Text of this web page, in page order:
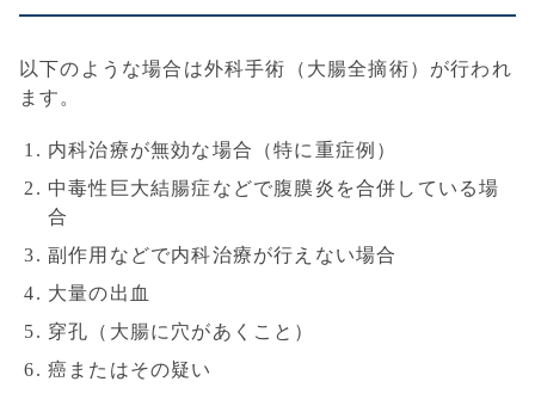
以下のような場合は外科手術（大腸全摘術）が行われ
ます。
内科治療が無効な場合（特に重症例）
中毒性巨大結腸症などで腹膜炎を合併している場
合
副作用などで内科治療が行えない場合
大量の出血
穿孔（大腸に穴があくこと）
癌またはその疑い